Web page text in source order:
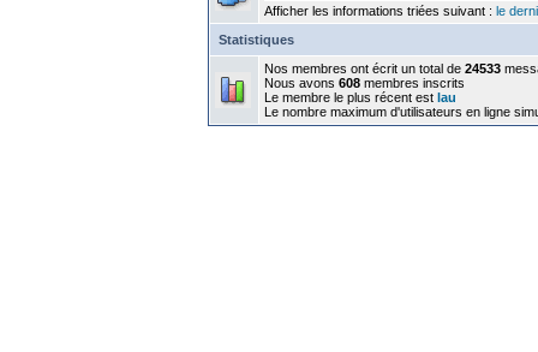
Afficher les informations triées suivant : le
Statistiques
Nos membres ont écrit un total de 24533
Nous avons 608 membres inscrits
Le membre le plus récent est lau
Le nombre maximum d'utilisateurs en ligne